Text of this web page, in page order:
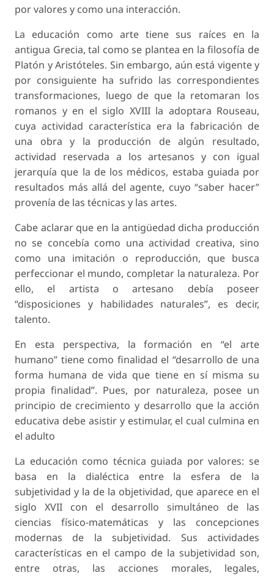
por valores y como una interacción.
La educación como arte tiene sus raíces en la
antigua Grecia, tal como se plantea en la filosofía de
Platón y Aristóteles. Sin embargo, aún está vigente y
por consiguiente ha sufrido las correspondientes
transformaciones, luego de que la retomaran los
romanos y en el siglo XVIII la adoptara Rouseau,
cuya actividad característica era la fabricación de
una obra y la producción de algún resultado,
actividad reservada a los artesanos y con igual
jerarquía que la de los médicos, estaba guiada por
resultados más allá del agente, cuyo “saber hacer”
provenía de las técnicas y las artes.
Cabe aclarar que en la antigüedad dicha producción
no se concebía como una actividad creativa, sino
como una imitación o reproducción, que busca
perfeccionar el mundo, completar la naturaleza. Por
ello, el artista o artesano debía poseer
“disposiciones y habilidades naturales”, es decir,
talento.
En esta perspectiva, la formación en “el arte
humano” tiene como finalidad el “desarrollo de una
forma humana de vida que tiene en sí misma su
propia finalidad”. Pues, por naturaleza, posee un
principio de crecimiento y desarrollo que la acción
educativa debe asistir y estimular, el cual culmina en
el adulto
La educación como técnica guiada por valores: se
basa en la dialéctica entre la esfera de la
subjetividad y la de la objetividad, que aparece en el
siglo XVII con el desarrollo simultáneo de las
ciencias físico-matemáticas y las concepciones
modernas de la subjetividad. Sus actividades
características en el campo de la subjetividad son,
entre otras, las acciones morales, legales,